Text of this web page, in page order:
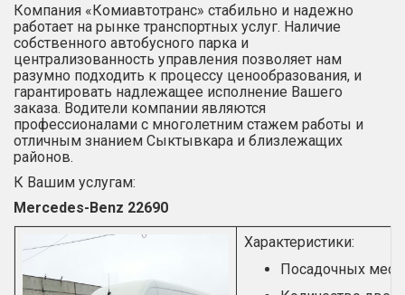
Компания «Комиавтотранс» стабильно и надежно
работает на рынке транспортных услуг. Наличие
собственного автобусного парка и
централизованность управления позволяет нам
разумно подходить к процессу ценообразования, и
гарантировать надлежащее исполнение Вашего
заказа. Водители компании являются
профессионалами с многолетним стажем работы и
отличным знанием Сыктывкара и близлежащих
районов.
К Вашим услугам:
Mercedes-Benz 22690
Характеристики:
Посадочных